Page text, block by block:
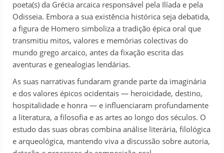
poeta(s) da Grécia arcaica responsável pela Ilíada e pela
Odisseia. Embora a sua existência histórica seja debatida,
a figura de Homero simboliza a tradição épica oral que
transmitiu mitos, valores e memórias colectivas do
mundo grego arcaico, antes da fixação escrita das
aventuras e genealogias lendárias.
As suas narrativas fundaram grande parte da imaginária
e dos valores épicos ocidentais — heroicidade, destino,
hospitalidade e honra — e influenciaram profundamente
a literatura, a filosofia e as artes ao longo dos séculos. O
estudo das suas obras combina análise literária, filológica
e arqueológica, mantendo viva a discussão sobre autoria,